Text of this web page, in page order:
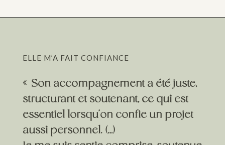
ELLE M’A FAIT CONFIANCE
« Son accompagnement a été juste,
structurant et soutenant, ce qui est
essentiel lorsqu’on confie un projet
aussi personnel. (…)